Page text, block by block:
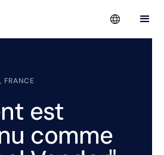
FRANCE
est
comme